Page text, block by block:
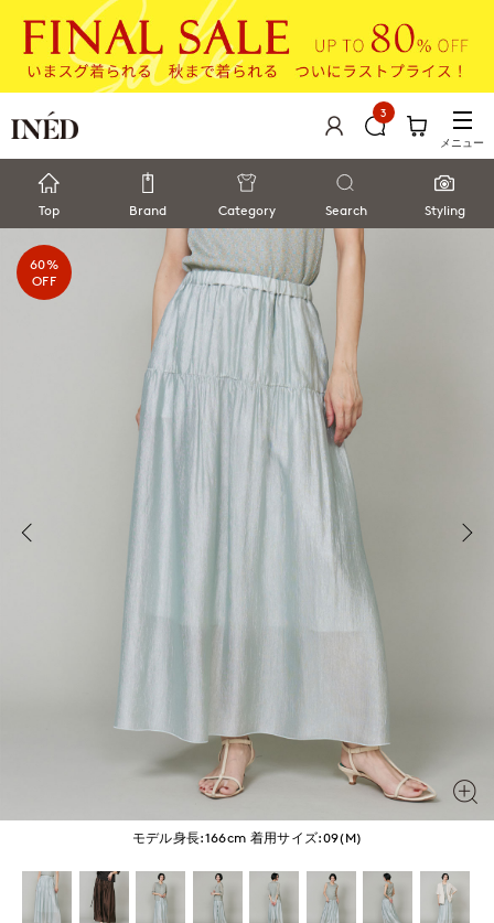
3
メニュー
Top Brand Category Search Styling
モデル身長:166cm 着用サイズ:09(M)
60%
OFF